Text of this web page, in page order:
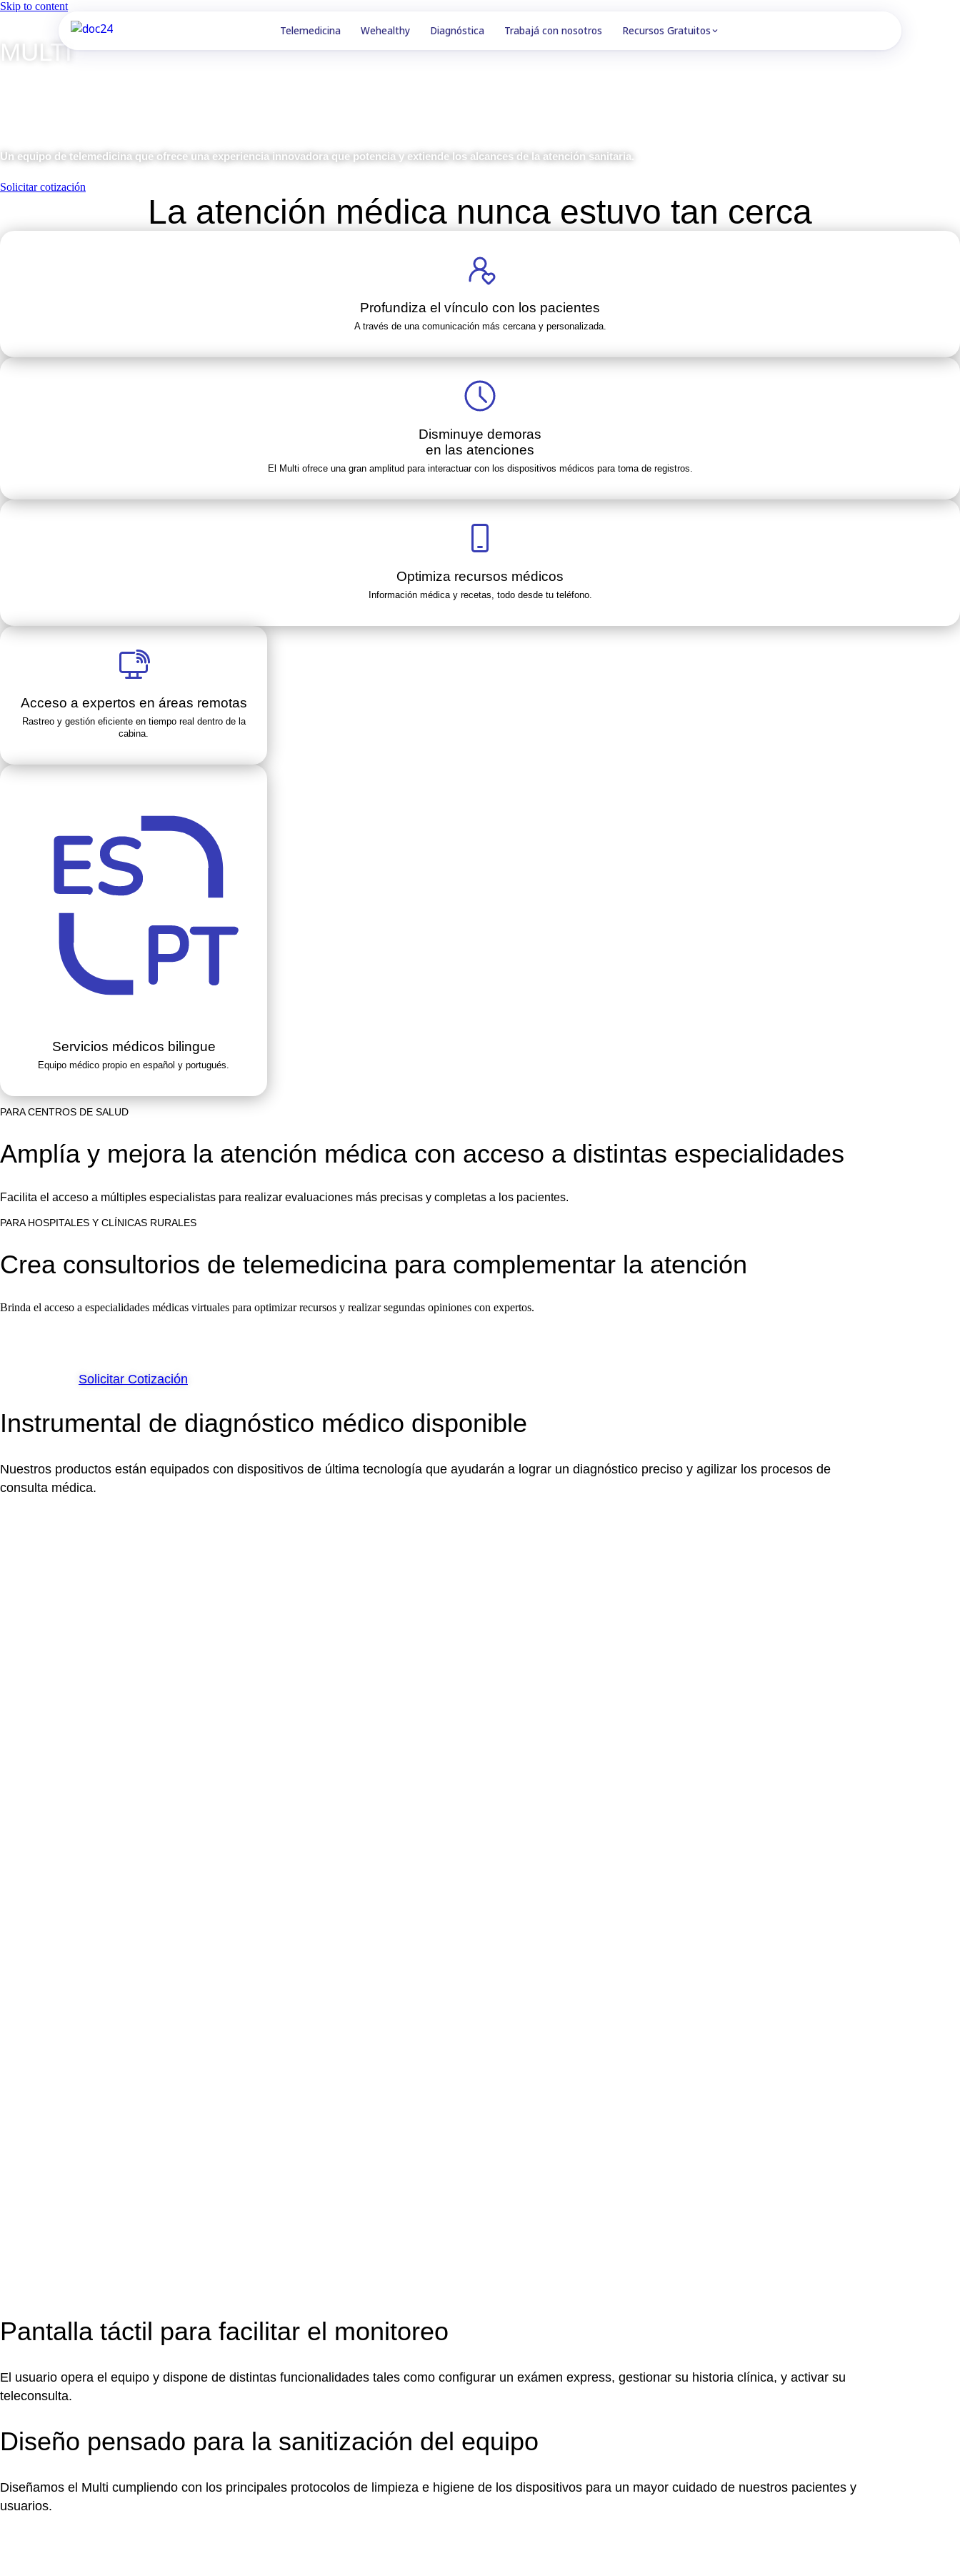
Skip to content
Telemedicina Wehealthy Diagnóstica Trabajá con nosotros Recursos Gratuitos
MULTI
Un equipo de telemedicina que ofrece una experiencia innovadora que potencia y extiende los alcances de la atención sanitaria.
Solicitar cotización
La atención médica nunca estuvo tan cerca
Profundiza el vínculo con los pacientes
A través de una comunicación más cercana y personalizada.
Disminuye demoras
en las atenciones
El Multi ofrece una gran amplitud para interactuar con los dispositivos médicos para toma de registros.
Optimiza recursos médicos
Información médica y recetas, todo desde tu teléfono.
Acceso a expertos en áreas remotas
Rastreo y gestión eficiente en tiempo real dentro de la
cabina.
Servicios médicos bilingue
Equipo médico propio en español y portugués.
PARA CENTROS DE SALUD
Amplía y mejora la atención médica con acceso a distintas especialidades
Facilita el acceso a múltiples especialistas para realizar evaluaciones más precisas y completas a los pacientes.
PARA HOSPITALES Y CLÍNICAS RURALES
Crea consultorios de telemedicina para complementar la atención
Brinda el acceso a especialidades médicas virtuales para optimizar recursos y realizar segundas opiniones con expertos.
Solicitar Cotización
Instrumental de diagnóstico médico disponible
Nuestros productos están equipados con dispositivos de última tecnología que ayudarán a lograr un diagnóstico preciso y agilizar los procesos de
consulta médica.
Pantalla táctil para facilitar el monitoreo
El usuario opera el equipo y dispone de distintas funcionalidades tales como configurar un exámen express, gestionar su historia clínica, y activar su
teleconsulta.
Diseño pensado para la sanitización del equipo
Diseñamos el Multi cumpliendo con los principales protocolos de limpieza e higiene de los dispositivos para un mayor cuidado de nuestros pacientes y
usuarios.